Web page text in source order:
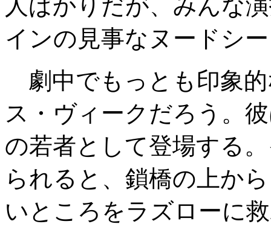
人ばかりだが、みんな
インの見事なヌードシ
劇中でもっとも印象
ス・ヴィークだろう。
の若者として登場する
られると、鎖橋の上か
いところをラズローに